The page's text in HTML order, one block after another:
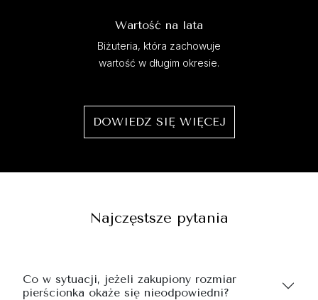
Wartość na lata
Biżuteria, która zachowuje
wartość w długim okresie.
DOWIEDZ SIĘ WIĘCEJ
Najczęstsze pytania
Co w sytuacji, jeżeli zakupiony rozmiar
pierścionka okaże się nieodpowiedni?